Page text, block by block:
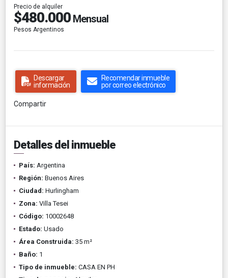
Precio de alquiler
$480.000 Mensual
Pesos Argentinos
Descargar
información
Recomendar inmueble
por correo electrónico
Compartir
Detalles del inmueble
País: Argentina
Región: Buenos Aires
Ciudad: Hurlingham
Zona: Villa Tesei
Código: 10002648
Estado: Usado
Área Construida: 35 m²
Baño: 1
Tipo de inmueble: CASA EN PH